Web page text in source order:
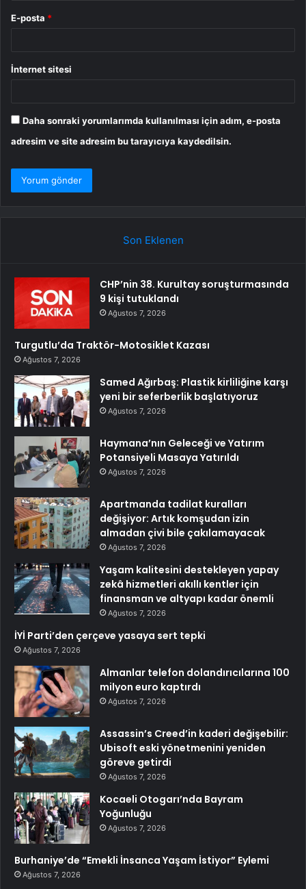
E-posta *
İnternet sitesi
Daha sonraki yorumlarımda kullanılması için adım, e-posta
adresim ve site adresim bu tarayıcıya kaydedilsin.
Son Eklenen
CHP’nin 38. Kurultay soruşturmasında
9 kişi tutuklandı
Ağustos 7, 2026
Turgutlu’da Traktör-Motosiklet Kazası
Ağustos 7, 2026
Samed Ağırbaş: Plastik kirliliğine karşı
yeni bir seferberlik başlatıyoruz
Ağustos 7, 2026
Haymana’nın Geleceği ve Yatırım
Potansiyeli Masaya Yatırıldı
Ağustos 7, 2026
Apartmanda tadilat kuralları
değişiyor: Artık komşudan izin
almadan çivi bile çakılamayacak
Ağustos 7, 2026
Yaşam kalitesini destekleyen yapay
zekâ hizmetleri akıllı kentler için
finansman ve altyapı kadar önemli
Ağustos 7, 2026
İYİ Parti’den çerçeve yasaya sert tepki
Ağustos 7, 2026
Almanlar telefon dolandırıcılarına 100
milyon euro kaptırdı
Ağustos 7, 2026
Assassin’s Creed’in kaderi değişebilir:
Ubisoft eski yönetmenini yeniden
göreve getirdi
Ağustos 7, 2026
Kocaeli Otogarı’nda Bayram
Yoğunluğu
Ağustos 7, 2026
Burhaniye’de “Emekli İnsanca Yaşam İstiyor” Eylemi
Ağustos 7, 2026